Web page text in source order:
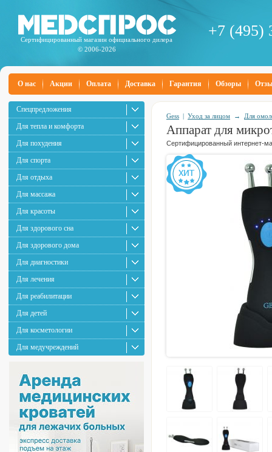
Сертифицированный магазин официального дилера
© 2006-2026
+7 (495)
О нас Акции Оплата Доставка Гарантия Обзоры
Спецпредложения
Для тепла и комфорта
Для похудения
Для спорта
Для отдыха
Для массажа
Для красоты
Для здорового сна
Для здорового дома
Для диагностики
Для лечения
Для реабилитации
Для детей
Для косметологии
Для медучреждений
Gess | Уход за лицом → Для
Аппарат для
Сертифицированный интернет-